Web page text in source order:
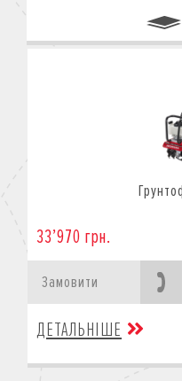
33’970 грн.
Замовити
ДЕТАЛЬНІШЕ